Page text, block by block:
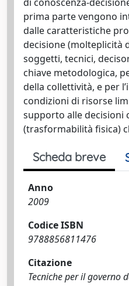
prima parte vengono
dalle caratteristiche
decisione (molteplicità
soggetti, tecnici,
chiave metodologica,
della collettività, e per
condizioni di risorse
supporto alle decisioni
(trasformabilità fisica)
Scheda breve
Anno
2009
Codice ISBN
9788856811476
Citazione
Tecniche per il governo